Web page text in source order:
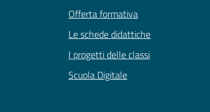
Offerta formativa
Le schede didattiche
I progetti delle classi
Scuola Digitale